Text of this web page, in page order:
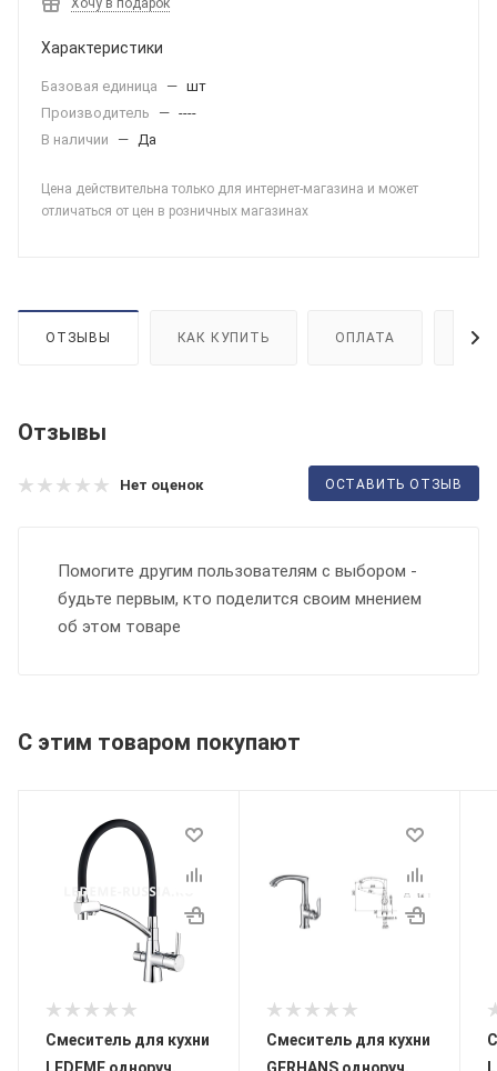
Хочу в подарок
Характеристики
Базовая единица — шт
Производитель
— ----
В наличии
— Да
Цена действительна только для интернет-магазина и может
отличаться от цен в розничных магазинах
ОТЗЫВЫ КАК КУПИТЬ ОПЛАТА
Отзывы
Нет оценок ОСТАВИТЬ ОТЗЫВ
Помогите другим пользователям с выбором -
будьте первым, кто поделится своим мнением
об этом товаре
С этим товаром покупают
Смеситель для кухни
Смеситель для кухни